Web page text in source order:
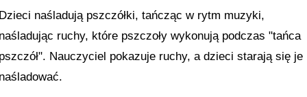
naśladują pszczółki, tańcząc w rytm muzyki,
ruchy, które pszczoły wykonują podczas "tańca
Nauczyciel pokazuje ruchy, a dzieci starają się je